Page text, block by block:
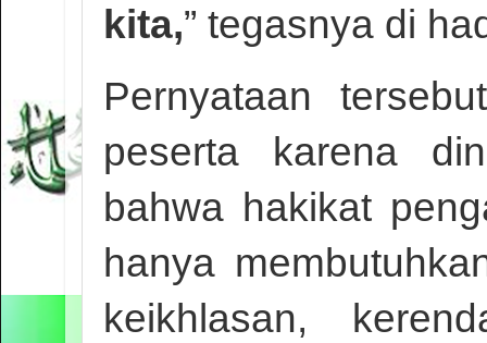
kita,” tegasnya di
Pernyataan
peserta karena
bahwa hakikat
hanya
keikhlasan,